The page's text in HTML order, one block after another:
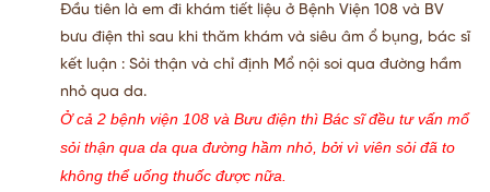
Đầu tiên là em đi khám tiết liệu ở Bệnh Viện 108 và BV
bưu điện thì sau khi thăm khám và siêu âm ổ bụng, bác sĩ
kết luận : Sỏi thận và chỉ định Mổ nội soi qua đường hầm
nhỏ qua da.
Ở cả 2 bệnh viện 108 và Bưu điện thì Bác sĩ đều tư vấn mổ
sỏi thận qua da qua đường hầm nhỏ, bởi vì viên sỏi đã to
không thể uống thuốc được nữa.